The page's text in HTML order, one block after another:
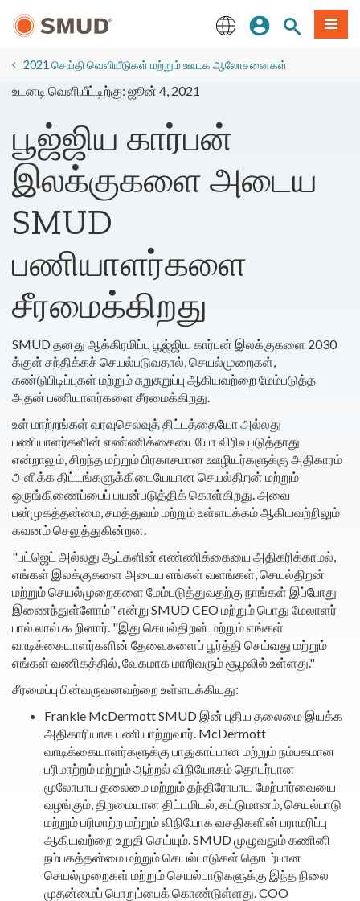
உள்ளடக்கத்திற்கு
உள்நுழையவும்
தளத் தேடல்
2021 செய்தி வெளியீடுகள் மற்றும் ஊடக ஆலோசனைகள்
உடனடி வெளியீட்டிற்கு: ஜூன் 4, 2021
பூஜ்ஜிய கார்பன்
இலக்குகளை அடைய
SMUD
பணியாளர்களை
சீரமைக்கிறது
SMUD தனது ஆக்கிரமிப்பு பூஜ்ஜிய கார்பன் இலக்குகளை 2030
க்குள் சந்திக்கச் செயல்படுவதால், செயல்முறைகள்,
கண்டுபிடிப்புகள் மற்றும் சுறுசுறுப்பு ஆகியவற்றை மேம்படுத்த
அதன் பணியாளர்களை சீரமைக்கிறது.
உள் மாற்றங்கள் வரவுசெலவுத் திட்டத்தையோ அல்லது
பணியாளர்களின் எண்ணிக்கையையோ விரிவுபடுத்தாது
என்றாலும், சிறந்த மற்றும் பிரகாசமான ஊழியர்களுக்கு அதிகாரம்
அளிக்க திட்டங்களுக்கிடையேயான செயல்திறன் மற்றும்
ஒருங்கிணைப்பைப் பயன்படுத்திக் கொள்கிறது. அவை
பன்முகத்தன்மை, சமத்துவம் மற்றும் உள்ளடக்கம் ஆகியவற்றிலும்
கவனம் செலுத்துகின்றன.
"பட்ஜெட் அல்லது ஆட்களின் எண்ணிக்கையை அதிகரிக்காமல்,
எங்கள் இலக்குகளை அடைய எங்கள் வளங்கள், செயல்திறன்
மற்றும் செயல்முறைகளை மேம்படுத்துவதற்கு நாங்கள் இப்போது
இணைந்துள்ளோம்" என்று SMUD CEO மற்றும் பொது மேலாளர்
பால் லாவ் கூறினார். "இது செயல்திறன் மற்றும் எங்கள்
வாடிக்கையாளர்களின் தேவைகளைப் பூர்த்தி செய்வது மற்றும்
எங்கள் வணிகத்தில், வேகமாக மாறிவரும் சூழலில் உள்ளது."
சீரமைப்பு பின்வருவனவற்றை உள்ளடக்கியது:
Frankie McDermott SMUD இன் புதிய தலைமை இயக்க
அதிகாரியாக பணியாற்றுவார். McDermott
வாடிக்கையாளர்களுக்கு பாதுகாப்பான மற்றும் நம்பகமான
பரிமாற்றம் மற்றும் ஆற்றல் விநியோகம் தொடர்பான
மூலோபாய தலைமை மற்றும் தந்திரோபாய மேற்பார்வையை
வழங்கும், திறமையான திட்டமிடல், கட்டுமானம், செயல்பாடு
மற்றும் பரிமாற்ற மற்றும் விநியோக வசதிகளின் பராமரிப்பு
ஆகியவற்றை உறுதி செய்யும். SMUD முழுவதும் கணினி
நம்பகத்தன்மை மற்றும் செயல்பாடுகள் தொடர்பான
செயல்முறைகள் மற்றும் செயல்பாடுகளுக்கு இந்த நிலை
முதன்மைப் பொறுப்பைக் கொண்டுள்ளது. COO